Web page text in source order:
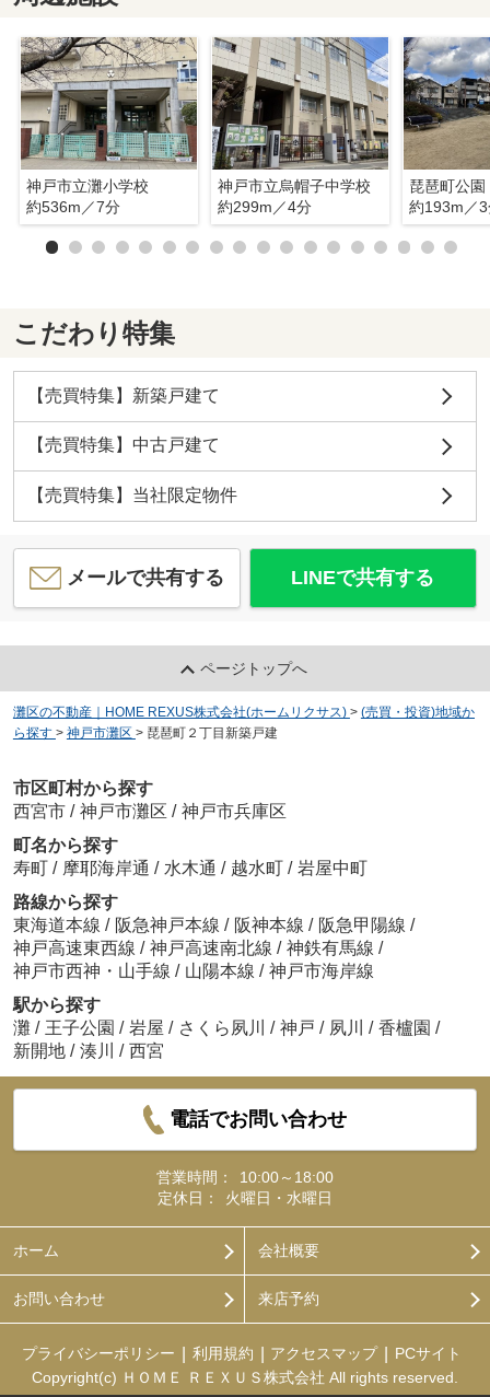
神戸市立灘小学校
約536m／7分
神戸市立烏帽子中学校
約299m／4分
琵琶町公園
約193m／
こだわり特集
【売買特集】新築戸建て
【売買特集】中古戸建て
【売買特集】当社限定物件
メールで共有する LINEで共有する
ページトップへ
灘区の不動産｜HOME REXUS株式会社(ホームリクサス) > (売買・投資)地域か
ら探す > 神戸市灘区 > 琵琶町２丁目新築戸建
市区町村から探す
西宮市 / 神戸市灘区 / 神戸市兵庫区
町名から探す
寿町 / 摩耶海岸通 / 水木通 / 越水町 / 岩屋中町
路線から探す
東海道本線 / 阪急神戸本線 / 阪神本線 / 阪急甲陽線 /
神戸高速東西線 / 神戸高速南北線 / 神鉄有馬線 /
神戸市西神・山手線 / 山陽本線 / 神戸市海岸線
駅から探す
灘 / 王子公園 / 岩屋 / さくら夙川 / 神戸 / 夙川 / 香櫨園 /
新開地 / 湊川 / 西宮
電話でお問い合わせ
営業時間：
10:00～18:00
定休日：
火曜日・水曜日
ホーム 会社概要
お問い合わせ 来店予約
プライバシーポリシー 利用規約 アクセスマップ
PCサイト
Copyright(c) ＨＯＭＥ ＲＥＸＵＳ株式会社 All rights reserved.